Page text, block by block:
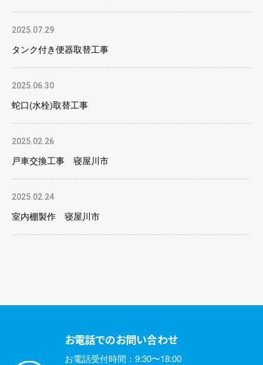
2025.07.29
タンク付き便器取替工事
2025.06.30
蛇口(水栓)取替工事
2025.02.26
戸車交換工事 寝屋川市
2025.02.24
室内棚製作 寝屋川市
お電話でのお問い合わせ
お電話受付時間：9:30〜18:00